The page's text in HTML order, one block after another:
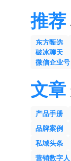
推荐
东方甄选
破冰聊天
微信企业号
文章
产品手册
品牌案例
私域头条
营销数字人